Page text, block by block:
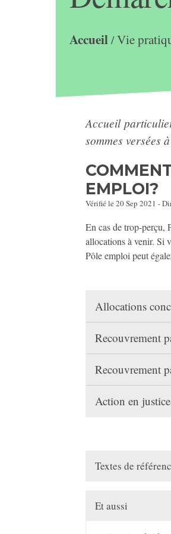
Accueil/Vie
Accueil
sommes versées
EMPLOI?
Vérifié le 20 Sep 2021 -
En cas de trop-perçu,
allocations à venir. Si
Pôle emploi peut
Allocations
Recouvrement
Recouvrement
Action en justice
Textes de
Et aussi